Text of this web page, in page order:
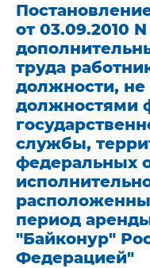
от 03.09.2010
труда
должности,
должностями
службы,
федеральных
период
"Байконур"
Федерацией"